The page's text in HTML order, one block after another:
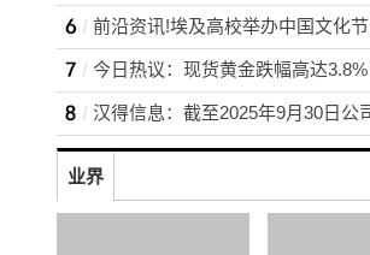
前沿资讯!埃及高校举办中国文化节
业界